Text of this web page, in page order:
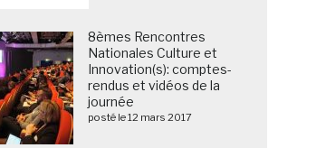
8èmes Rencontres
Nationales Culture et
Innovation(s): comptes-
rendus et vidéos de la
journée
posté le 12 mars 2017